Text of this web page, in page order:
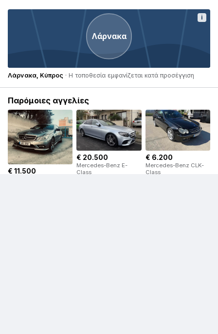
Λάρνακα
i
Λάρνακα, Κύπρος · Η τοποθεσία εμφανίζεται κατά προσέγγιση
Παρόμοιες αγγελίες
€ 11.500
€ 20.500
Mercedes-Benz E-
Class
€ 6.200
Mercedes-Benz CLK-
Class